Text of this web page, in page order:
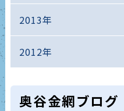
2013年
2012年
奥谷金網ブログ